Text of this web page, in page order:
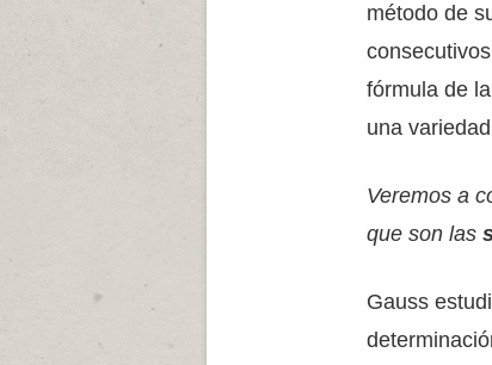
método de
fórmula de
una
Veremos a
que son las
Gauss